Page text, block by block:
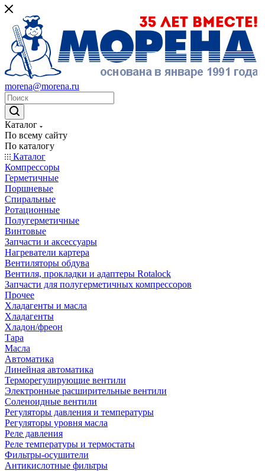
morena@morena.ru
Каталог
По всему сайту
По каталогу
Каталог
Компрессоры
Герметичные
Поршневые
Спиральные
Ротационные
Полугерметичные
Винтовые
Запчасти и аксессуары
Нагреватели картера
Вентиляторы обдува
Вентиля, прокладки и адаптеры Rotalock
Запчасти для полугерметичных компрессоров
Прочее
Хладагенты и масла
Хладагенты
Хладон/фреон
Тара
Масла
Автоматика
Линейная автоматика
Терморегулирующие вентили
Электронные расширительные вентили
Соленоидные вентили
Регуляторы давления и температуры
Регуляторы уровня масла
Реле давления
Реле температуры и термостаты
Фильтры-осушители
Антикислотные фильтры